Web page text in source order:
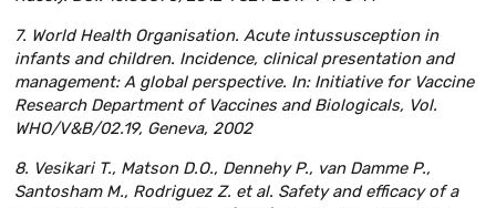
7. World Health Organisation. Acute intussusception in
infants and children. Incidence, clinical presentation and
management: A global perspective. In: Initiative for Vaccine
Research Department of Vaccines and Biologicals, Vol.
WHO/V&B/02.19, Geneva, 2002
8. Vesikari T., Matson D.O., Dennehy P., van Damme P.,
Santosham M., Rodriguez Z. et al. Safety and efficacy of a